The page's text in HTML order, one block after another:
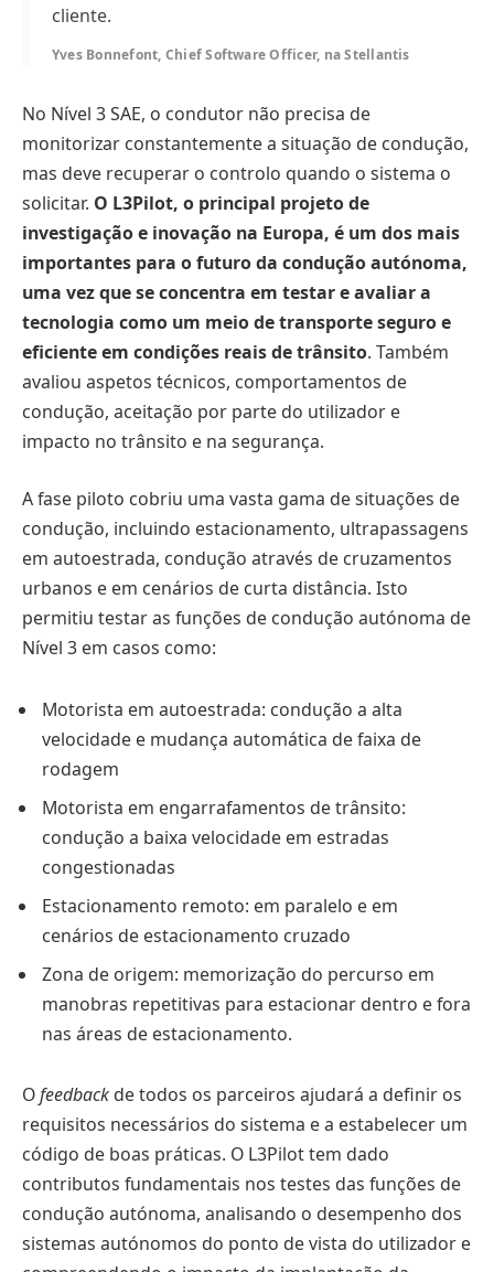
cliente.
Yves Bonnefont, Chief Software Officer, na Stellantis
No Nível 3 SAE, o condutor não precisa de
monitorizar constantemente a situação de condução,
mas deve recuperar o controlo quando o sistema o
solicitar. O L3Pilot, o principal projeto de
investigação e inovação na Europa, é um dos mais
importantes para o futuro da condução autónoma,
uma vez que se concentra em testar e avaliar a
tecnologia como um meio de transporte seguro e
eficiente em condições reais de trânsito. Também
avaliou aspetos técnicos, comportamentos de
condução, aceitação por parte do utilizador e
impacto no trânsito e na segurança.
A fase piloto cobriu uma vasta gama de situações de
condução, incluindo estacionamento, ultrapassagens
em autoestrada, condução através de cruzamentos
urbanos e em cenários de curta distância. Isto
permitiu testar as funções de condução autónoma de
Nível 3 em casos como:
Motorista em autoestrada: condução a alta
velocidade e mudança automática de faixa de
rodagem
Motorista em engarrafamentos de trânsito:
condução a baixa velocidade em estradas
congestionadas
Estacionamento remoto: em paralelo e em
cenários de estacionamento cruzado
Zona de origem: memorização do percurso em
manobras repetitivas para estacionar dentro e fora
nas áreas de estacionamento.
Ofeedback de todos os parceiros ajudará a definir os
requisitos necessários do sistema e a estabelecer um
código de boas práticas. O L3Pilot tem dado
contributos fundamentais nos testes das funções de
condução autónoma, analisando o desempenho dos
sistemas autónomos do ponto de vista do utilizador e